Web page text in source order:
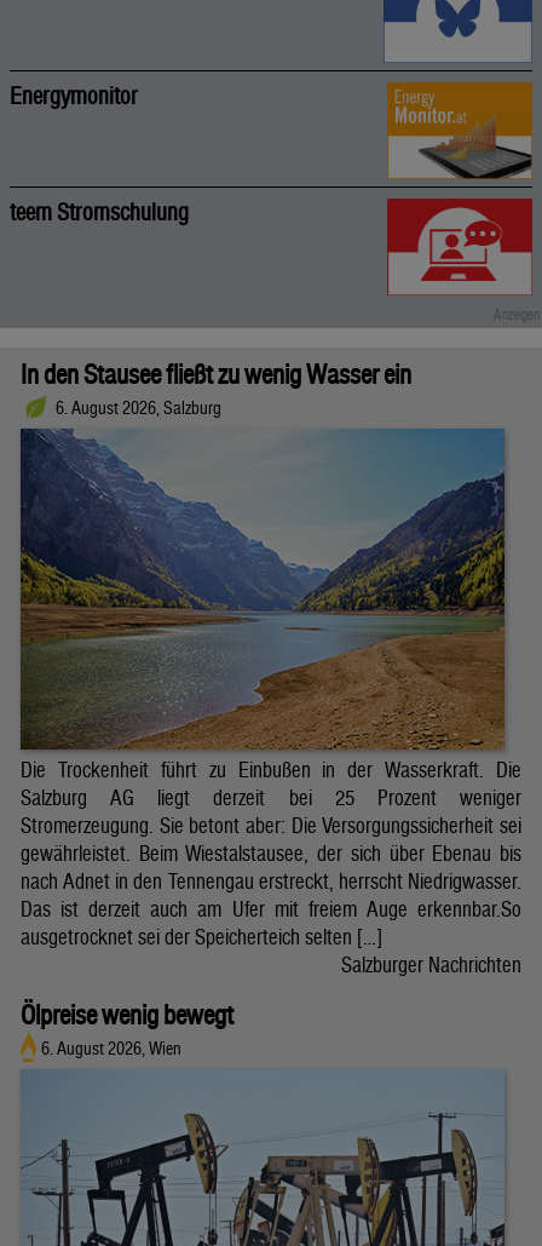
Energymonitor
teem Stromschulung
In den Stausee fließt zu wenig Wasser ein
6. August 2026, Salzburg
Die Trockenheit führt zu Einbußen in der Wasserkraft. Die
Salzburg AG liegt derzeit bei 25 Prozent weniger
Stromerzeugung. Sie betont aber: Die Versorgungssicherheit sei
gewährleistet. Beim Wiestalstausee, der sich über Ebenau bis
nach Adnet in den Tennengau erstreckt, herrscht Niedrigwasser.
Das ist derzeit auch am Ufer mit freiem Auge erkennbar.So
ausgetrocknet sei der Speicherteich selten […]
Salzburger Nachrichten
Ölpreise wenig bewegt
6. August 2026, Wien